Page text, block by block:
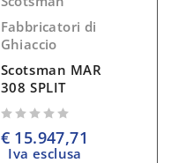
Fabbricatori di
Ghiaccio
Scotsman MAR
308 SPLIT
€15.947,71
Iva esclusa